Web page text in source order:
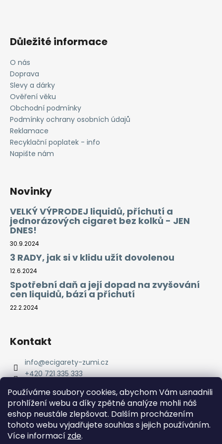
Používáme soubory cookies, abychom Vám usnadnili
prohlížení webu a díky zpětné analýze mohli náš
eshop neustále zlepšovat. Dalším procházením
tohoto webu vyjadřujete souhlas s jejich používáním.
Více informací zde.
Důležité informace
O nás
Doprava
Slevy a dárky
Ověření věku
Obchodní podmínky
Podmínky ochrany osobních údajů
Reklamace
Recyklační poplatek - info
Napište nám
Novinky
VELKÝ VÝPRODEJ liquidů, příchutí a
jednorázových cigaret bez kolků - JEN
DNES!
30.9.2024
3 RADY, jak si v klidu užít dovolenou
12.6.2024
Spotřební daň a její dopad na zvyšování
cen liquidů, bází a příchutí
22.2.2024
Kontakt
info@ecigarety-zumi.cz
+420 721 335 333